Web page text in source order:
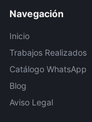
Navegación
Inicio
Trabajos Realizados
Catálogo WhatsApp
Blog
Aviso Legal